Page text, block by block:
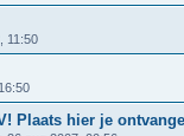
11:50
Plaats hier je